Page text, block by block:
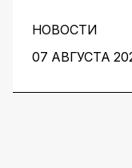
кондитеров —
архитектору
от чистого
НОВОСТИ
07 АВГУСТА